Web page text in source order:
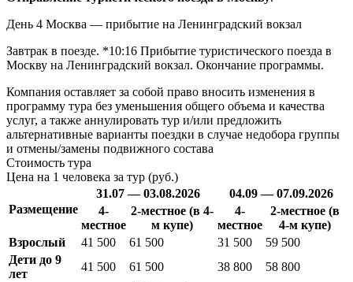
День 4 Москва — прибытие на Ленинградский вокзал
Завтрак в поезде. *10:16 Прибытие туристического поезда в
Москву на Ленинградский вокзал. Окончание программы.
Компания оставляет за собой право вносить изменения в
программу тура без уменьшения общего объема и качества
услуг, а также аннулировать тур и/или предложить
альтернативные варианты поездки в случае недобора группы
и отмены/замены подвижного состава
Стоимость тура
Цена на 1 человека за тур (руб.)
Размещение
31.07 — 03.08.2026
04.09 — 07.09.2026
4-
местное
2-местное (в 4-
м купе)
4-
местное
2-местное (в
4-м купе)
Взрослый
41 500 61 500 31 500
59 500
Дети до 9
лет
41 500 61 500 38 800
58 800